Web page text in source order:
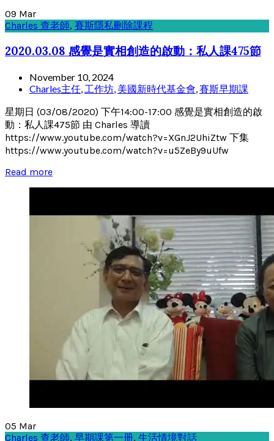
09 Mar
Charles 查老師, 賽斯隱私刪除課程
2020.03.08 感覺是實相創造的啟動：私人課475節
November 10, 2024
Charles主任, 工作坊, 美國新時代基金會,賽斯早期課
星期日 (03/08/2020) 下午14:00-17:00 感覺是實相創造的啟
動：私人課475節 由 Charles 導讀
https://www.youtube.com/watch?v=XGnJ2UhiZtw 下集
https://www.youtube.com/watch?v=u5ZeBy9uUfw
Read more
05 Mar
Charles 查老師, 早期課第一册, 生活情境對話